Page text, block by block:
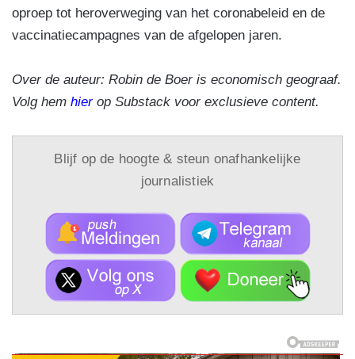
oproep tot heroverweging van het coronabeleid en de
vaccinatiecampagnes van de afgelopen jaren.
Over de auteur: Robin de Boer is economisch geograaf.
Volg hem hierop Substack voor exclusieve content.
Blijf op de hoogte & steun onafhankelijke
journalistiek